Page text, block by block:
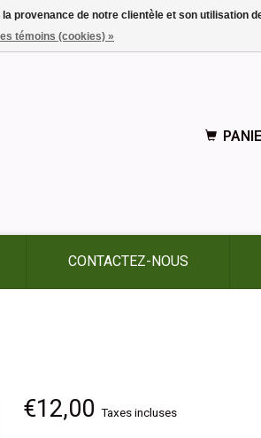
CONTACTEZ-NOUS
€12,00Taxes incluses
de notre clientèle et son utilisation
témoins (cookies) »